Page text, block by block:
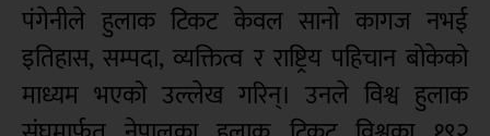
पंगेनीले हुलाक टिकट केवल सानो कागज नभई
इतिहास, सम्पदा, व्यक्तित्व र राष्ट्रिय पहिचान बोकेको
माध्यम भएको उल्लेख गरिन्। उनले विश्व हुलाक